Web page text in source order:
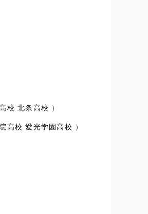
校 北条高校 ）
高校 愛光学園高校 ）